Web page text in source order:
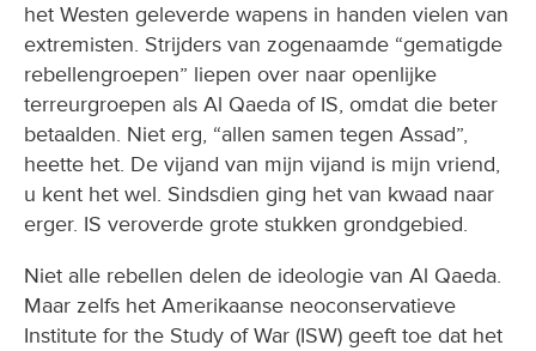
het Westen geleverde wapens in handen vielen van
extremisten. Strijders van zogenaamde “gematigde
rebellengroepen” liepen over naar openlijke
terreurgroepen als Al Qaeda of IS, omdat die beter
betaalden. Niet erg, “allen samen tegen Assad”,
heette het. De vijand van mijn vijand is mijn vriend,
u kent het wel. Sindsdien ging het van kwaad naar
erger. IS veroverde grote stukken grondgebied.
Niet alle rebellen delen de ideologie van Al Qaeda.
Maar zelfs het Amerikaanse neoconservatieve
Institute for the Study of War (ISW) geeft toe dat het